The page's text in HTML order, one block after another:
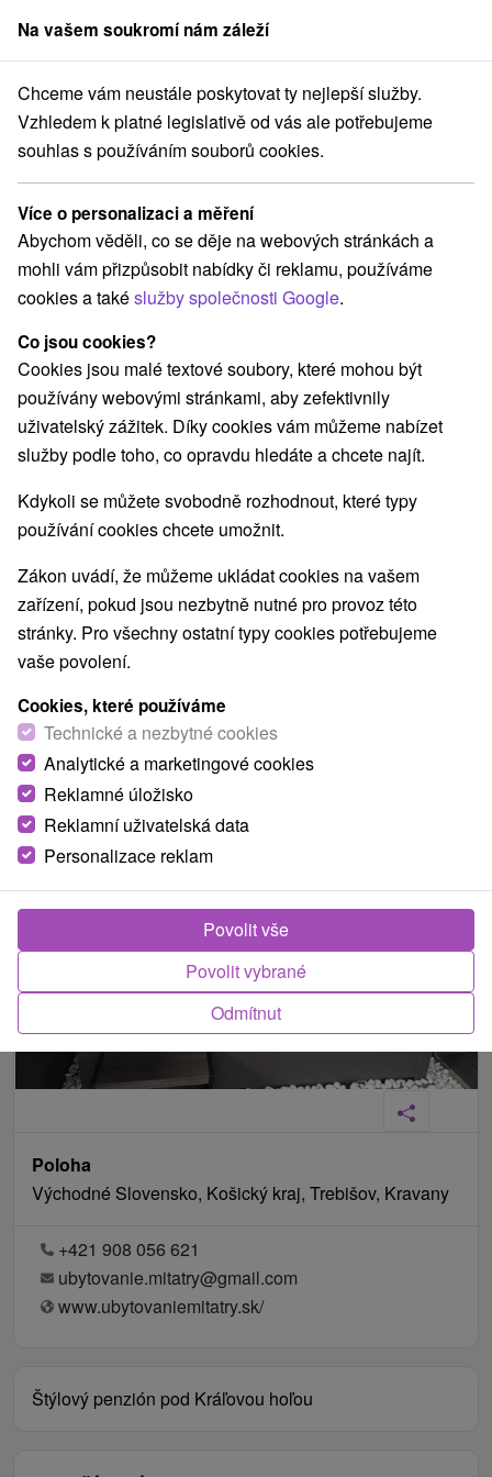
člen skupinySorger
Košický kraj Kravany Ubytovanie MI-TATRY Kravany
Ubytovanie MI-TATRY Kravany
Kravany
Rezervovat přes booking
REZERVACE A VÝBĚR POBYTU
Kontaktujte přímo ubytovatele.
Navigovat do místa
O ZAŘÍZENÍ VYBAVENÍ
Poloha
Východné Slovensko, Košický kraj, Trebišov, Kravany
+421 908 056 621
ubytovanie.mitatry@gmail.com
www.ubytovaniemitatry.sk/
Štýlový penzión pod Kráľovou hoľou
Na vašem soukromí nám záleží
Chceme vám neustále poskytovat ty nejlepší služby.
Vzhledem k platné legislativě od vás ale potřebujeme
souhlas s používáním souborů cookies.
Více o personalizaci a měření
Abychom věděli, co se děje na webových stránkách a
mohli vám přizpůsobit nabídky či reklamu, používáme
cookies a takéslužby společnosti Google.
Co jsou cookies?
Cookies jsou malé textové soubory, které mohou být
používány webovými stránkami, aby zefektivnily
uživatelský zážitek. Díky cookies vám můžeme nabízet
služby podle toho, co opravdu hledáte a chcete najít.
Kdykoli se můžete svobodně rozhodnout, které typy
používání cookies chcete umožnit.
Zákon uvádí, že můžeme ukládat cookies na vašem
zařízení, pokud jsou nezbytně nutné pro provoz této
stránky. Pro všechny ostatní typy cookies potřebujeme
vaše povolení.
Cookies, které používáme
Technické a nezbytné cookies
Analytické a marketingové cookies
Reklamné úložisko
Reklamní uživatelská data
Personalizace reklam
Odmítnut
Povolit vybrané
Povolit vše